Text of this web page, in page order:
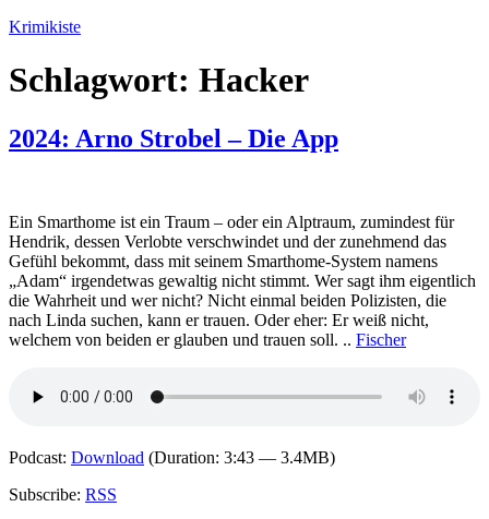
Zum
springen
Krimikiste
Schlagwort: Hacker
2024: Arno Strobel – Die App
Ein Smarthome ist ein Traum – oder ein Alptraum, zumindest für
Hendrik, dessen Verlobte verschwindet und der zunehmend das
Gefühl bekommt, dass mit seinem Smarthome-System namens
„Adam“ irgendetwas gewaltig nicht stimmt. Wer sagt ihm eigentlich
die Wahrheit und wer nicht? Nicht einmal beiden Polizisten, die
nach Linda suchen, kann er trauen. Oder eher: Er weiß nicht,
welchem von beiden er glauben und trauen soll. .. Fischer
Podcast: Download (Duration: 3:43 — 3.4MB)
Subscribe: RSS